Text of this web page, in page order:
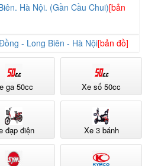
Hà Nội. (Gần Cầu Chui)[bản
- Long Biên - Hà Nội[bản đồ]
ga 50cc Xe số 50cc
đạp điện Xe 3 bánh